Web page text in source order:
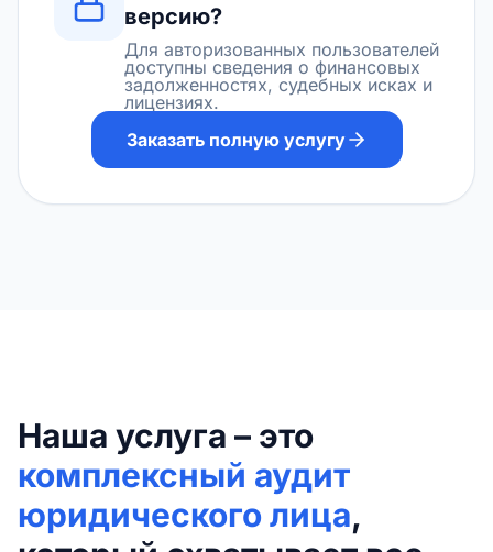
версию?
Для авторизованных пользователей
доступны сведения о финансовых
задолженностях, судебных исках и
лицензиях.
Заказать полную услугу
Наша услуга – это
комплексный аудит
юридического лица,